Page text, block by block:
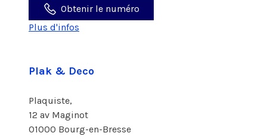
Obtenir le numéro
Plus d'infos
Plak & Deco
Plaquiste,
12 av Maginot
01000 Bourg-en-Bresse